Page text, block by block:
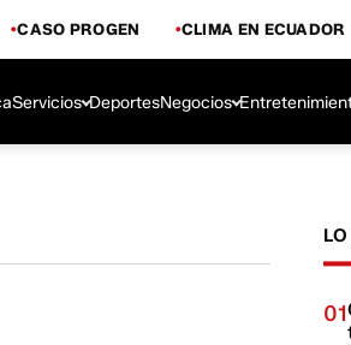
CASO PROGEN CLIMA EN ECUADOR
Servicios DeportesNegocios
01